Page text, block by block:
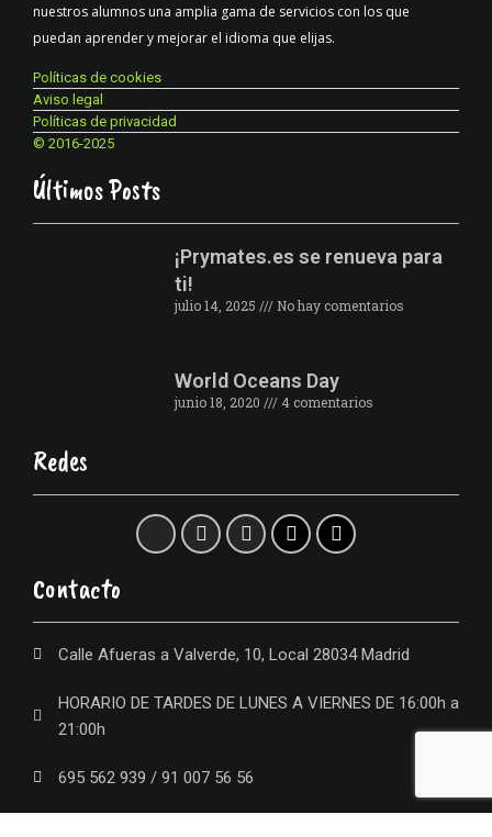
nuestros alumnos una amplia gama de servicios con los que
puedan aprender y mejorar el idioma que elijas.
Políticas de cookies
Aviso legal
Políticas de privacidad
© 2016-2025
Últimos Posts
¡Prymates.es se renueva para
ti!
julio 14, 2025 No hay comentarios
World Oceans Day
junio 18, 2020 4 comentarios
Redes
Contacto
Calle Afueras a Valverde, 10, Local 28034 Madrid
HORARIO DE TARDES DE LUNES A VIERNES DE 16:00h a
21:00h
695 562 939 / 91 007 56 56